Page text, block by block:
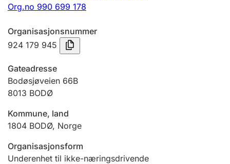
Tinglysing
Jeger
Betaling og jegeravgiftskort
Ektepaktrettleiaren
Andre tema
Org.no 990 699 178
Organisasjonsnummer
924 179 945
Gateadresse
Bodøsjøveien 66B
8013 BODØ
Kommune, land
1804 BODØ, Norge
Organisasjonsform
Underenhet til ikke-næringsdrivende